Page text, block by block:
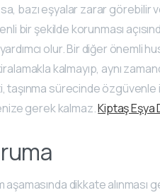
bazı eşyalar zarar görebilir
bir şekilde korunması
yardımcı olur. Bir diğer
kalmayıp, aynı
taşınma sürecinde özgüvenle
gerek kalmaz.Kiptaş Eşya
aşamasında dikkate